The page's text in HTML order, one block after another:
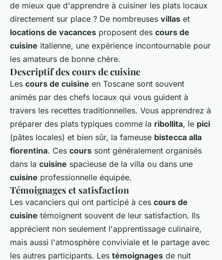
de mieux que d'apprendre à cuisiner les plats locaux
directement sur place ? De nombreuses villas et
locations de vacances proposent des cours de
cuisine italienne, une expérience incontournable pour
les amateurs de bonne chère.
Descriptif des cours de cuisine
Les cours de cuisine en Toscane sont souvent
animés par des chefs locaux qui vous guident à
travers les recettes traditionnelles. Vous apprendrez à
préparer des plats typiques comme la ribollita, le pici
(pâtes locales) et bien sûr, la fameuse bistecca alla
fiorentina. Ces cours sont généralement organisés
dans la cuisine spacieuse de la villa ou dans une
cuisine professionnelle équipée.
Témoignages et satisfaction
Les vacanciers qui ont participé à ces cours de
cuisine témoignent souvent de leur satisfaction. Ils
apprécient non seulement l'apprentissage culinaire,
mais aussi l'atmosphère conviviale et le partage avec
les autres participants. Les témoignages de nuit